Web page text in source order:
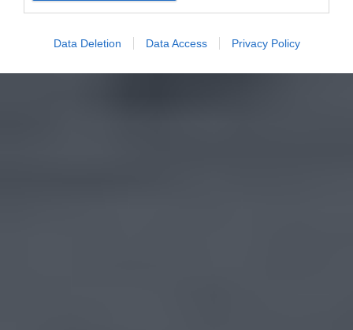
Data Deletion Data Access Privacy Policy